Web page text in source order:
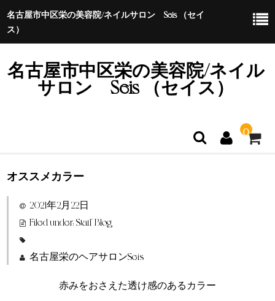
名古屋市中区栄の美容院/ネイルサロン Seis （セイ
ス）
名古屋市中区栄の美容院/ネイル
サロン Seis （セイス）
0
ホーム
特定商取引法に基づく表示
オススメカラー
2021年2月22日
Filed under:Staff Blog
名古屋栄のヘアサロンSeis
赤みをおさえた透け感のあるカラー